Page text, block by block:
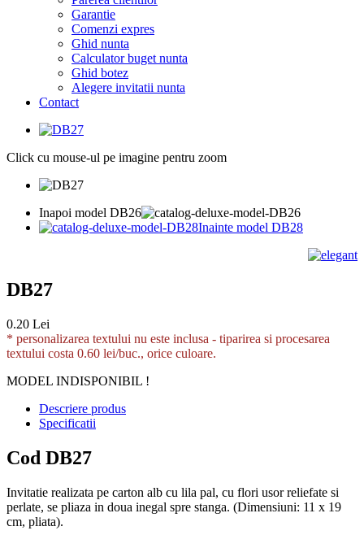
Garantie
Comenzi expres
Ghid nunta
Calculator buget nunta
Ghid botez
Alegere invitatii nunta
Contact
Click cu mouse-ul pe imagine pentru zoom
Inapoi model DB26
Inainte model DB28
DB27
0.20 Lei
* personalizarea textului nu este inclusa - tiparirea si procesarea
textului costa 0.60 lei/buc., orice culoare.
MODEL INDISPONIBIL !
Descriere produs
Specificatii
Cod DB27
Invitatie realizata pe carton alb cu lila pal, cu flori usor reliefate si
perlate, se pliaza in doua inegal spre stanga. (Dimensiuni: 11 x 19
cm, pliata).